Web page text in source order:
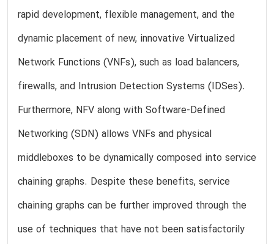
rapid development, flexible management, and the
dynamic placement of new, innovative Virtualized
Network Functions (VNFs), such as load balancers,
firewalls, and Intrusion Detection Systems (IDSes).
Furthermore, NFV along with Software-Defined
Networking (SDN) allows VNFs and physical
middleboxes to be dynamically composed into service
chaining graphs. Despite these benefits, service
chaining graphs can be further improved through the
use of techniques that have not been satisfactorily